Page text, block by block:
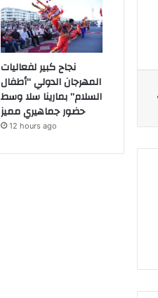
نجاح كبير لفعاليات
المهرجان الدولي “أطفال
السلام” بمارينا سلا وسط
حضور جماهيري مميز
12 hours ago